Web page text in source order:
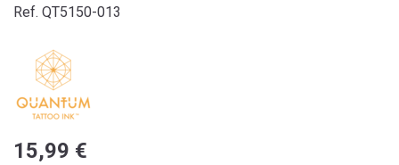
Ref. QT5150-013
15,99 €